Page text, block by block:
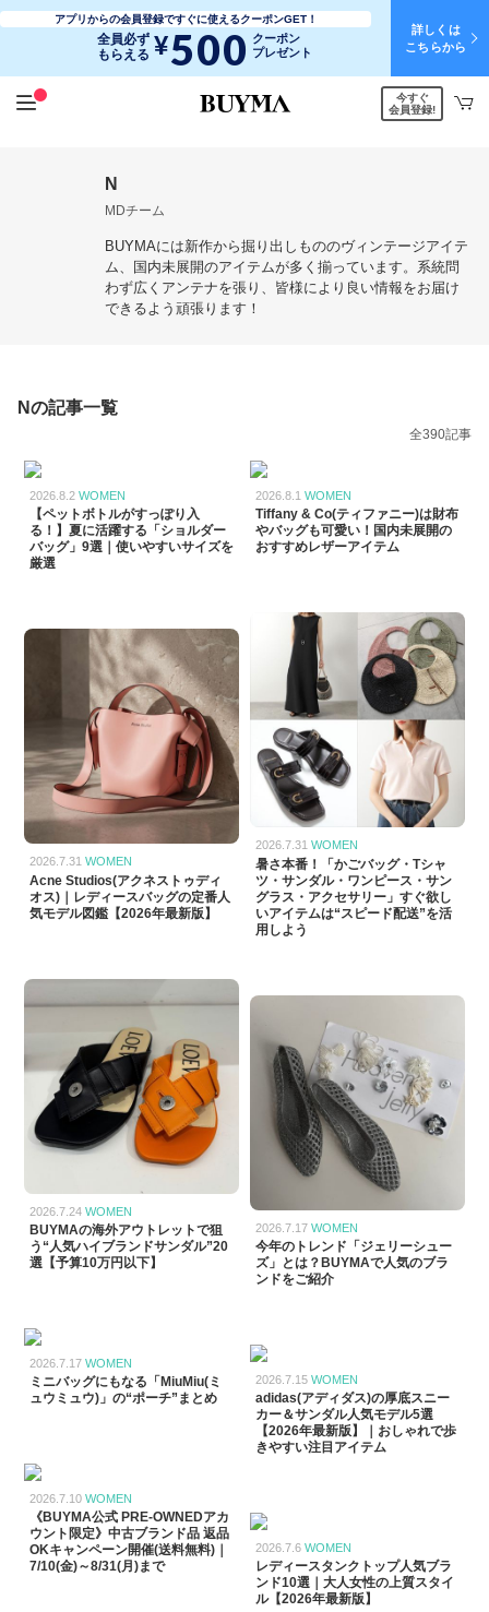
アプリからの会員登録ですぐに使えるクーポンGET！
全員必ず
もらえる ¥500 クーポン
プレゼント
詳しくは
こちらから
今すぐ
会員登録!
N
MDチーム
BUYMAには新作から掘り出しもののヴィンテージアイテ
ム、国内未展開のアイテムが多く揃っています。系統問
わず広くアンテナを張り、皆様により良い情報をお届け
できるよう頑張ります！
Nの記事一覧
全390記事
2026.8.2 WOMEN
【ペットボトルがすっぽり入
る！】夏に活躍する「ショルダー
バッグ」9選｜使いやすいサイズを
厳選
2026.7.31 WOMEN
Acne Studios(アクネストゥディ
オス)｜レディースバッグの定番人
気モデル図鑑【2026年最新版】
2026.7.24 WOMEN
BUYMAの海外アウトレットで狙
う“人気ハイブランドサンダル”20
選【予算10万円以下】
2026.7.17 WOMEN
ミニバッグにもなる「MiuMiu(ミ
ュウミュウ)」の“ポーチ”まとめ
2026.7.10 WOMEN
《BUYMA公式 PRE-OWNEDアカ
ウント限定》中古ブランド品 返品
OKキャンペーン開催(送料無料)｜
7/10(金)～8/31(月)まで
2026.8.1 WOMEN
Tiffany & Co(ティファニー)は財布
やバッグも可愛い！国内未展開の
おすすめレザーアイテム
2026.7.31 WOMEN
暑さ本番！「かごバッグ・Tシャ
ツ・サンダル・ワンピース・サン
グラス・アクセサリー」すぐ欲し
いアイテムは“スピード配送”を活
用しよう
2026.7.17 WOMEN
今年のトレンド「ジェリーシュー
ズ」とは？BUYMAで人気のブラ
ンドをご紹介
2026.7.15 WOMEN
adidas(アディダス)の厚底スニー
カー＆サンダル人気モデル5選
【2026年最新版】｜おしゃれで歩
きやすい注目アイテム
2026.7.6 WOMEN
レディースタンクトップ人気ブラ
ンド10選｜大人女性の上質スタイ
ル【2026年最新版】